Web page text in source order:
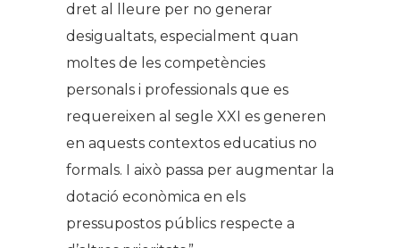
dret al lleure per no generar
desigualtats, especialment quan
moltes de les competències
personals i professionals que es
requereixen al segle XXI es generen
en aquests contextos educatius no
formals. I això passa per augmentar la
dotació econòmica en els
pressupostos públics respecte a